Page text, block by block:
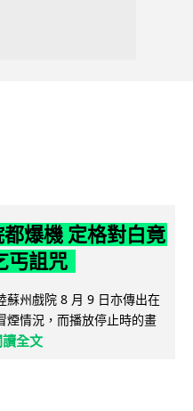
都爆機 定格對白竟
丐詛咒
蘇州戲院 8 月 9 日亦傳出在
煙情況，而播放停止時的畫
讀全文